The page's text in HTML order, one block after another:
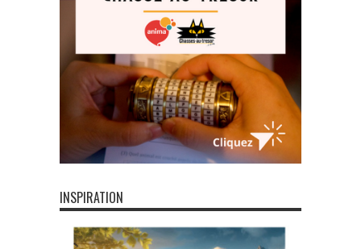
INSPIRATION